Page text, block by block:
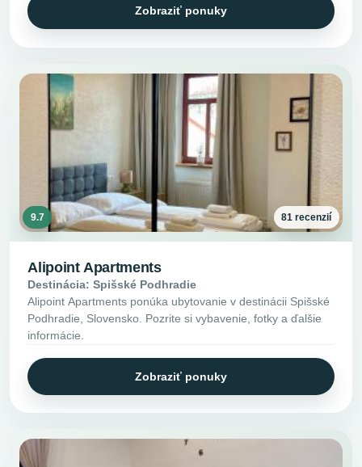
Zobraziť ponuky
9.7 81 recenzií
Alipoint Apartments
Destinácia: Spišské Podhradie
Alipoint Apartments ponúka ubytovanie v destinácii Spišské
Podhradie, Slovensko. Pozrite si vybavenie, fotky a ďalšie
informácie.
Zobraziť ponuky